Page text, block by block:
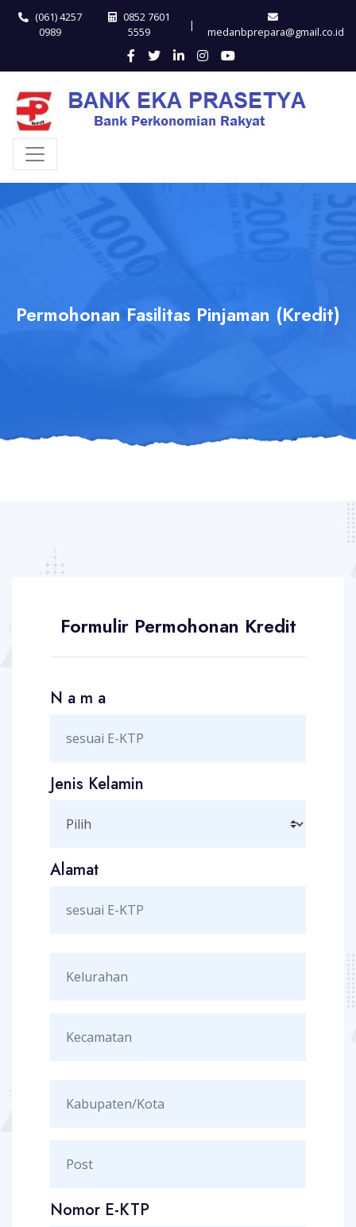
(061) 4257
0989
0852 7601
5559
|
medanbprepara@gmail.co.id
Permohonan Fasilitas Pinjaman (Kredit)
Formulir Permohonan Kredit
N a m a
Jenis Kelamin
Alamat
Nomor E-KTP